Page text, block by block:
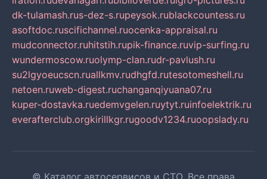
dk-tulamash.rus-dez-s.rupeysok.rublackcountess.ru
asoftdoc.ruscifichannel.ruocenka-appraisal.ru
mudconnector.ruhitstih.rupik-finance.ruvip-surfing.ru
wundermoscow.ruolymp-clan.rudr-pavlush.ru
su2lgyoeucscn.ruallkmv.rudhgfd.rutesotomeshell.ru
netoen.ruweb-digest.ruchanganqiyuana07.ru
kuper-dostavka.ruedemvgelen.ruytyt.ruinfoelektrik.ru
everafterclub.orgkirillkgr.rugoodv1234.ruoopslady.ru
© Каталог автосервисов и СТО. Все права